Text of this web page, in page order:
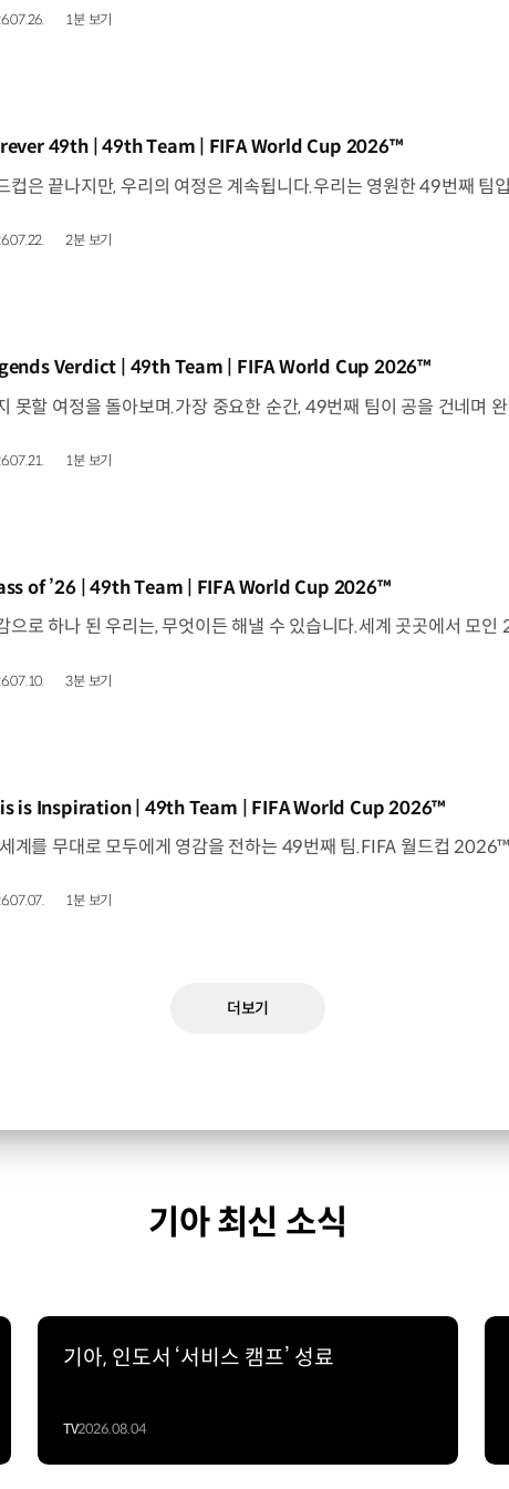
1분 보기
상] 49th | 49th Team | FIFA World Cup 2026™
2분 보기
상]
Verdict | 49th Team | FIFA World Cup 2026™
1분 보기
상]of ’26 | 49th Team | FIFA World Cup 2026™
3분 보기
상]
is Inspiration | 49th Team | FIFA World Cup 2026™
1분 보기
더보기
기아 최신 소식
기아, 인도서 ‘서비스 캠프’ 성료
TV2026.08.04